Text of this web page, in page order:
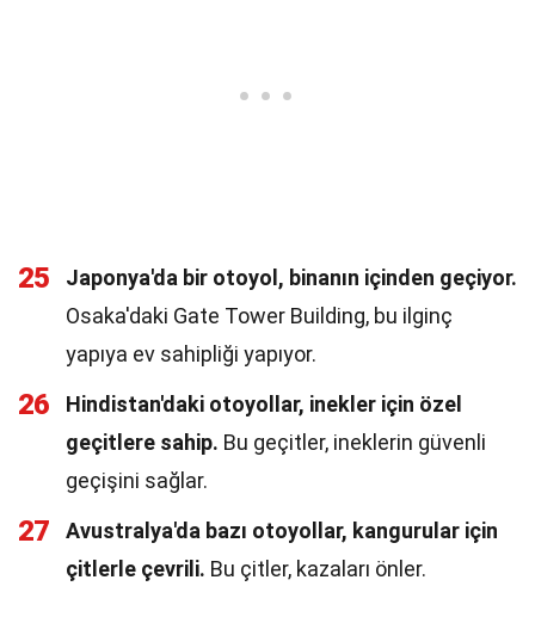
25
Japonya'da bir otoyol, binanın içinden geçiyor.
Osaka'daki Gate Tower Building, bu ilginç
yapıya ev sahipliği yapıyor.
26
Hindistan'daki otoyollar, inekler için özel
geçitlere sahip. Bu geçitler, ineklerin güvenli
geçişini sağlar.
27
Avustralya'da bazı otoyollar, kangurular için
çitlerle çevrili. Bu çitler, kazaları önler.